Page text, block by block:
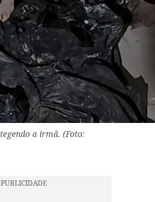
a irmã. (Foto: